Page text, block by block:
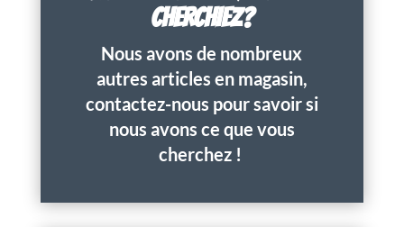
CHERCHIEZ?
Nous avons de nombreux
autres articles en magasin,
contactez-nous pour savoir si
nous avons ce que vous
cherchez !